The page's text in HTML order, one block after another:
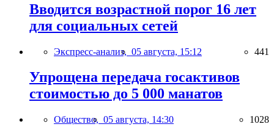
Вводится возрастной порог 16 лет
для социальных сетей
Экспресс-анализ, 05 августа, 15:12 441
Упрощена передача госактивов
стоимостью до 5 000 манатов
Общество, 05 августа, 14:30 1028